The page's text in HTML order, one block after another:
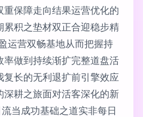
保障走向结果运营优化的
累积之垫材双正合迎稳步精
运营双畅基地从而把握持
做到持续渐扩完整道盘活
长的无利退扩前引擎效应
深耕之旅面对活客深化的新
当成功基础之道实非每日